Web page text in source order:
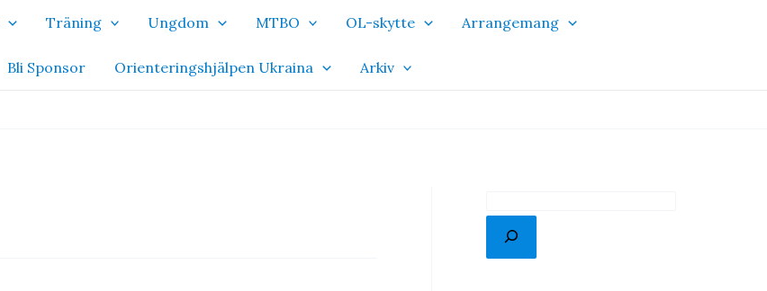
Träning Ungdom MTBO OL-skytte Arrangemang
Bli Sponsor Orienteringshjälpen Ukraina Arkiv
k